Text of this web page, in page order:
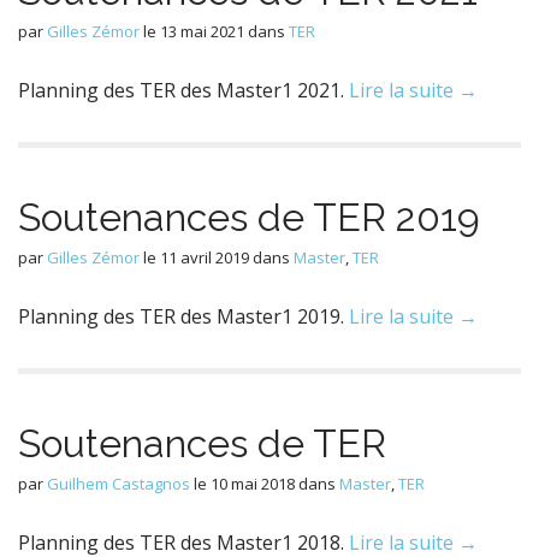
par Gilles Zémorle 13 mai 2021 dans TER
Planning des TER des Master1 2021. Lire la suite →
Soutenances de TER 2019
par Gilles Zémorle 11 avril 2019dans Master,TER
Planning des TER des Master1 2019. Lire la suite →
Soutenances de TER
par Guilhem Castagnos le 10 mai 2018dans Master,TER
Planning des TER des Master1 2018. Lire la suite →